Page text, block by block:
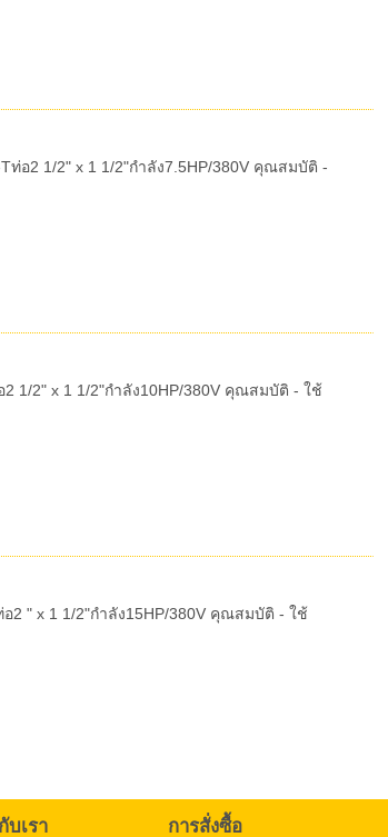
อ2 1/2" x 1 1/2"กำลัง7.5HP/380V คุณสมบัติ -
1/2" x 1 1/2"กำลัง10HP/380V คุณสมบัติ - ใช้
2 " x 1 1/2"กำลัง15HP/380V คุณสมบัติ - ใช้
บเรา การสั่งซื้อ